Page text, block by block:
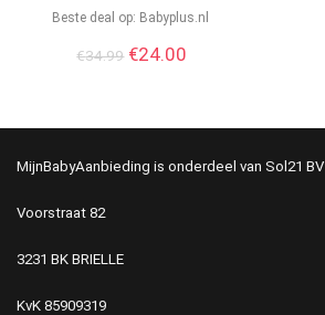
Beste deal op: babyplus.nl
€34.99 €24.00
MijnBabyAanbieding is onderdeel van Sol21 BV
Voorstraat 82
3231 BK BRIELLE
KvK 85909319